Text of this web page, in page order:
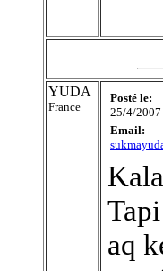
YUDA
France
Posté le:
25/4/2007
Email:
aq